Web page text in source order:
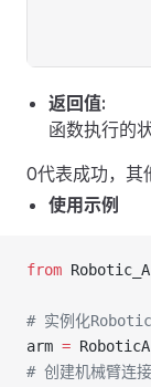
返回值:
函数执行的
0代表成功，其
使用示例
from
# 实例化
arm =
# 创建机械臂连